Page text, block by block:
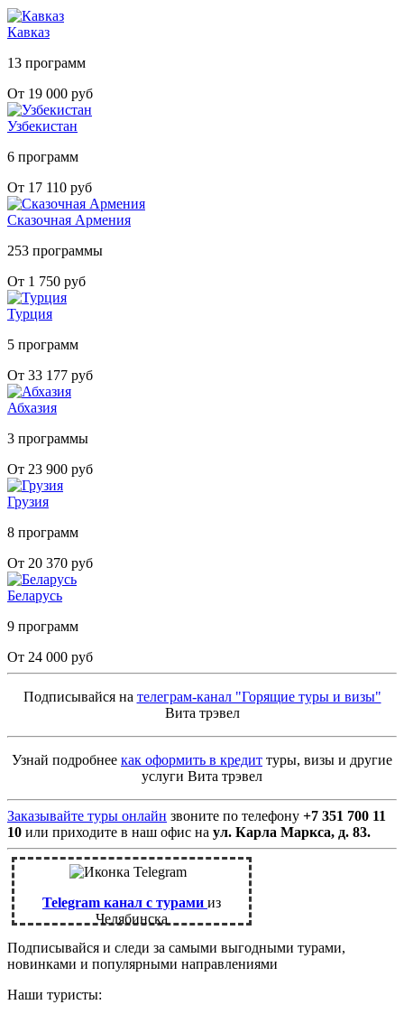
Кавказ
13 программ
От 19 000 руб
Узбекистан
6 программ
От 17 110 руб
Сказочная Армения
253 программы
От 1 750 руб
Турция
5 программ
От 33 177 руб
Абхазия
3 программы
От 23 900 руб
Грузия
8 программ
От 20 370 руб
Беларусь
9 программ
От 24 000 руб
Подписывайся на телеграм-канал "Горящие туры и визы"
Вита трэвел
Узнай подробнее как оформить в кредит туры, визы и другие
услуги Вита трэвел
Заказывайте туры онлайн звоните по телефону +7 351 700 11
10 или приходите в наш офис на ул. Карла Маркса, д. 83.
Telegram канал с турами из
Челябинска
Подписывайся и следи за самыми выгодными турами,
новинками и популярными направлениями
Наши туристы: